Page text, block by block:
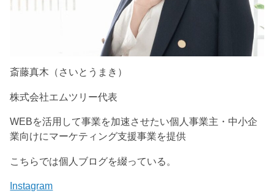
斎藤真木（さいとうまき）
株式会社エムツリー代表
WEBを活用して事業を加速させたい個人事業主・中小企
業向けにマーケティング支援事業を提供
こちらでは個人ブログを綴っている。
Instagram